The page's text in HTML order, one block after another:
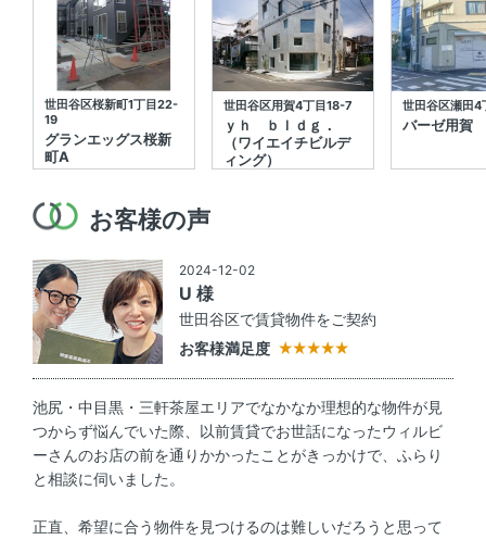
世田谷区桜新町1丁目22-
19
グランエッグス桜新
町A
世田谷区用賀4丁目18-7
ｙｈ ｂｌｄｇ．
（ワイエイチビルデ
ィング）
世田谷区瀬田
バーゼ用賀
お客様の声
2024-12-02
U 様
世田谷区で賃貸物件をご契約
お客様満足度
池尻・中目黒・三軒茶屋エリアでなかなか理想的な物件が見
つからず悩んでいた際、以前賃貸でお世話になったウィルビ
ーさんのお店の前を通りかかったことがきっかけで、ふらり
と相談に伺いました。
正直、希望に合う物件を見つけるのは難しいだろうと思って